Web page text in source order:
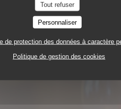
Tout refuser
Personnaliser
de protection des données à caractère
Politique de gestion des cookies
Loos((ouvre une nouvelle